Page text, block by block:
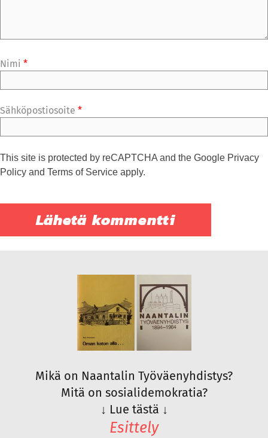
Nimi *
Sähköpostiosoite *
This site is protected by reCAPTCHA and the Google Privacy
Policy and Terms of Service apply.
Mikä on Naantalin Työväenyhdistys?
Mitä on sosialidemokratia?
↓ Lue tästä ↓
Esittely